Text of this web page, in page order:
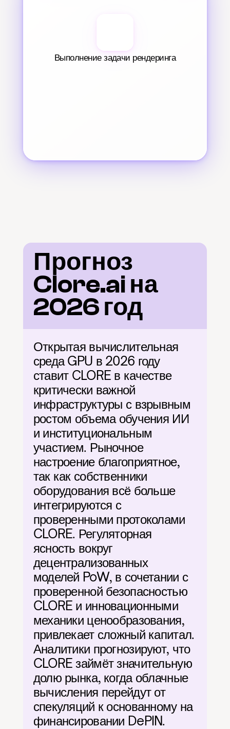
Выполнение задачи рендеринга
Прогноз
Clore.ai на
2026 год
Открытая вычислительная
среда GPU в 2026 году
ставит CLORE в качестве
критически важной
инфраструктуры с взрывным
ростом объема обучения ИИ
и институциональным
участием. Рыночное
настроение благоприятное,
так как собственники
оборудования всё больше
интегрируются с
проверенными протоколами
CLORE. Регуляторная
ясность вокруг
децентрализованных
моделей PoW, в сочетании с
проверенной безопасностью
CLORE и инновационными
механики ценообразования,
привлекает сложный капитал.
Аналитики прогнозируют, что
CLORE займёт значительную
долю рынка, когда облачные
вычисления перейдут от
спекуляций к основанному на
финансировании DePIN.